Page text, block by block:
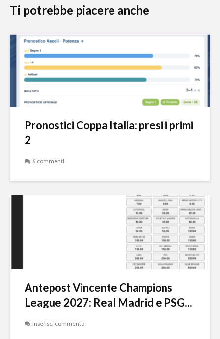
Ti potrebbe piacere anche
Pronostici Coppa Italia: presi i primi
2
6 commenti
Antepost Vincente Champions
League 2027: Real Madrid e PSG...
Inserisci commento